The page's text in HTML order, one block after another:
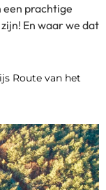
een prachtige
En waar we dat
Route van het